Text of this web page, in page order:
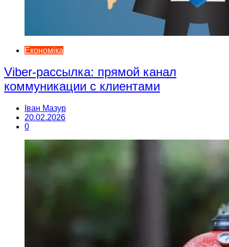
Економіка
Viber-рассылка: прямой канал
коммуникации с клиентами
Іван Мазур
20.02.2026
0